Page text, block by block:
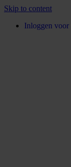
Skip to content
Inloggen voor